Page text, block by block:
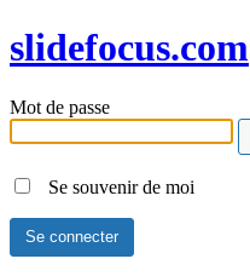
slidefocus.com
Mot de passe
Se souvenir de moi